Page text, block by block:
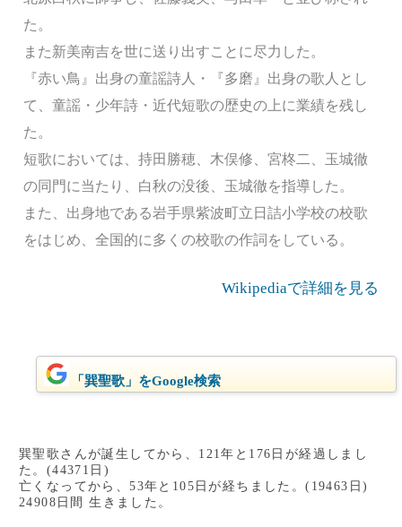
た。
また新美南吉を世に送り出すことに尽力した。
『赤い鳥』出身の童謡詩人・『多磨』出身の歌人とし
て、童謡・少年詩・近代短歌の歴史の上に業績を残し
た。
短歌においては、持田勝穂、木俣修、宮柊二、玉城徹
の同門に当たり、白秋の没後、玉城徹を指導した。
また、出身地である岩手県紫波町立日詰小学校の校歌
をはじめ、全国的に多くの校歌の作詞をしている。
Wikipediaで詳細を見る
「巽聖歌」をGoogle検索
巽聖歌さんが誕生してから、121年と176日が経過しまし
た。(44371日)
亡くなってから、53年と105日が経ちました。(19463日)
24908日間 生きました。